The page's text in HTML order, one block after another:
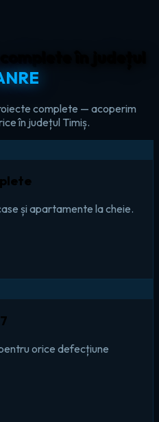
complete — acoperim
în județul Timiș.
și apartamente la cheie.
orice defecțiune